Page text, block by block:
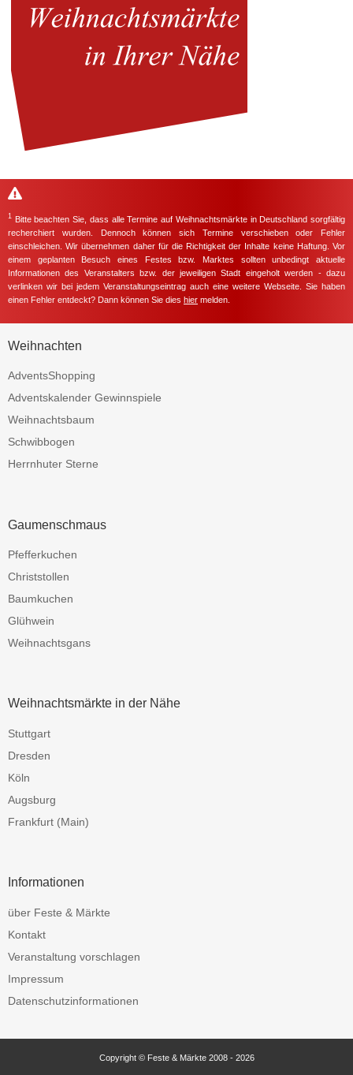
1
Bitte beachten Sie, dass alle Termine auf Weihnachtsmärkte in Deutschland sorgfältig
recherchiert wurden. Dennoch können sich Termine verschieben oder Fehler
einschleichen. Wir übernehmen daher für die Richtigkeit der Inhalte keine Haftung. Vor
einem geplanten Besuch eines Festes bzw. Marktes sollten unbedingt aktuelle
Informationen des Veranstalters bzw. der jeweiligen Stadt eingeholt werden - dazu
verlinken wir bei jedem Veranstaltungseintrag auch eine weitere Webseite. Sie haben
einen Fehler entdeckt? Dann können Sie dies hier melden.
Weihnachten
AdventsShopping
Adventskalender Gewinnspiele
Weihnachtsbaum
Schwibbogen
Herrnhuter Sterne
Gaumenschmaus
Pfefferkuchen
Christstollen
Baumkuchen
Glühwein
Weihnachtsgans
Weihnachtsmärkte in der Nähe
Stuttgart
Dresden
Köln
Augsburg
Frankfurt (Main)
Informationen
über Feste & Märkte
Kontakt
Veranstaltung vorschlagen
Impressum
Datenschutzinformationen
Copyright © Feste & Märkte 2008 - 2026